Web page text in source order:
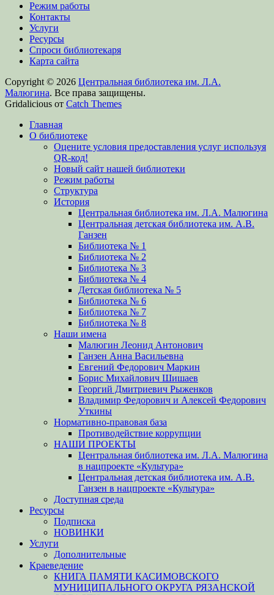
Режим работы
Контакты
Услуги
Ресурсы
Спроси библиотекаря
Карта сайта
Copyright © 2026 Центральная библиотека им. Л.А.
Малюгина. Все права защищены.
Gridalicious от Catch Themes
вверх
Главная
О библиотеке
Оцените условия предоставления услуг используя
QR-код!
Новый сайт нашей библиотеки
Режим работы
Структура
История
Центральная библиотека им. Л.А. Малюгина
Центральная детская библиотека им. А.В.
Ганзен
Библиотека № 1
Библиотека № 2
Библиотека № 3
Библиотека № 4
Детская библиотека № 5
Библиотека № 6
Библиотека № 7
Библиотека № 8
Наши имена
Малюгин Леонид Антонович
Ганзен Анна Васильевна
Евгений Федорович Маркин
Борис Михайлович Шишаев
Георгий Дмитриевич Рыженков
Владимир Федорович и Алексей Федорович
Уткины
Нормативно-правовая база
Противодействие коррупции
НАШИ ПРОЕКТЫ
Центральная библиотека им. Л.А. Малюгина
в нацпроекте «Культура»
Центральная детская библиотека им. А.В.
Ганзен в нацпроекте «Культура»
Доступная среда
Ресурсы
Подписка
НОВИНКИ
Услуги
Дополнительные
Краеведение
КНИГА ПАМЯТИ КАСИМОВСКОГО
МУНИЦИПАЛЬНОГО ОКРУГА РЯЗАНСКОЙ